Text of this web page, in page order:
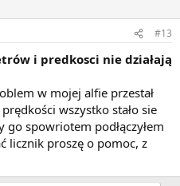
#13
i predkosci nie działają
w mojej alfie przestał
wszystko stało sie
go spowriotem podłączyłem
licznik proszę o pomoc, z